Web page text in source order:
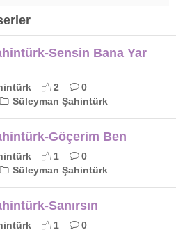
Sensin Bana Yar
2
0
Süleyman Şahintürk
Göçerim Ben
1
0
Süleyman Şahintürk
Sanırsın
1
0